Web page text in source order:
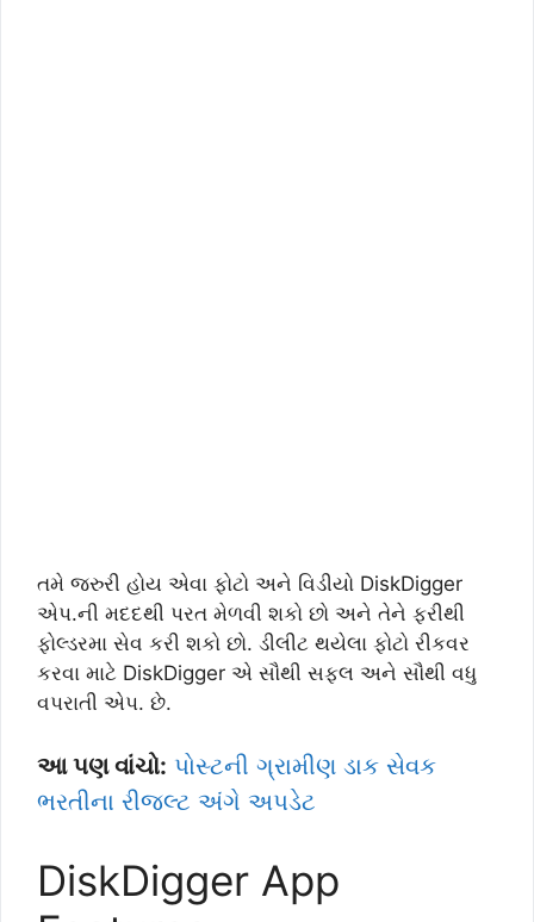
તમે જરુરી હોય એવા ફોટો અને વિડીયો DiskDigger
એપ.ની મદદથી પરત મેળવી શકો છો અને તેને ફરીથી
ફોલ્ડરમા સેવ કરી શકો છો. ડીલીટ થયેલા ફોટો રીકવર
કરવા માટે DiskDigger એ સૌથી સફલ અને સૌથી વધુ
વપરાતી એપ. છે.
આ પણ વાંચો: પોસ્ટની ગ્રામીણ ડાક સેવક
ભરતીના રીજલ્ટ અંગે અપડેટ
DiskDigger App